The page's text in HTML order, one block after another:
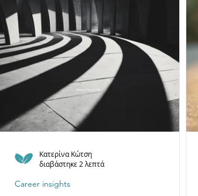
Career insights
Κατερίνα Κώτση
διαβάστηκε 2 λεπτά